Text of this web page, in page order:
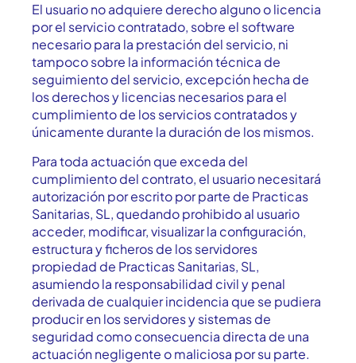
El usuario no adquiere derecho alguno o licencia
por el servicio contratado, sobre el software
necesario para la prestación del servicio, ni
tampoco sobre la información técnica de
seguimiento del servicio, excepción hecha de
los derechos y licencias necesarios para el
cumplimiento de los servicios contratados y
únicamente durante la duración de los mismos.
Para toda actuación que exceda del
cumplimiento del contrato, el usuario necesitará
autorización por escrito por parte de Practicas
Sanitarias, SL, quedando prohibido al usuario
acceder, modificar, visualizar la configuración,
estructura y ficheros de los servidores
propiedad de Practicas Sanitarias, SL,
asumiendo la responsabilidad civil y penal
derivada de cualquier incidencia que se pudiera
producir en los servidores y sistemas de
seguridad como consecuencia directa de una
actuación negligente o maliciosa por su parte.